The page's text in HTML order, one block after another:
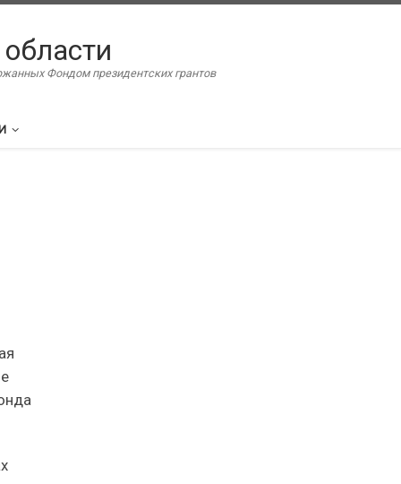
Фондом президентских грантов